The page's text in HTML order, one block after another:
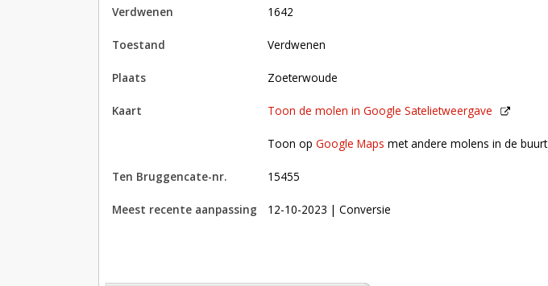
verdwenen 1642
toestand verdwenen
plaats Zoeterwoude
kaart Toon de molen in Google Satelietweergave
Toon op Google Maps met andere molens in de buurt
Toon op Google Maps met andere molens in de buurt
Ten Bruggencate-nr. 15455
Meest recente aanpassing 12-10-2023 | Conversie